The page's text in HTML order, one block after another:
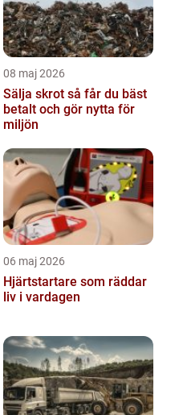
08 maj 2026
Sälja skrot så får du bäst
betalt och gör nytta för
miljön
06 maj 2026
Hjärtstartare som räddar
liv i vardagen